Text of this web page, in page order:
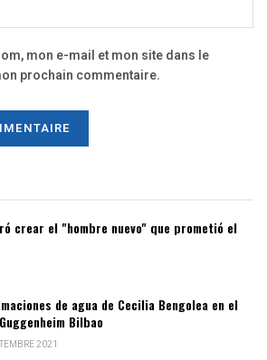
mon e-mail et mon site dans le
prochain commentaire.
crear el "hombre nuevo" que prometió el
de agua de Cecilia Bengolea en el
Bilbao
2021